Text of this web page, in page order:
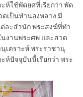
ห์ใช้พัดยศที่เรียกว่า พัด
เป็นทำนองหลวง มี
ละสำนัก พระสงฆ์ที่ทำ
งานพระศพ และสวด
เคราะห์ พระราชานุ
ห์ปัจจุบันนี้เรียกว่า พระ